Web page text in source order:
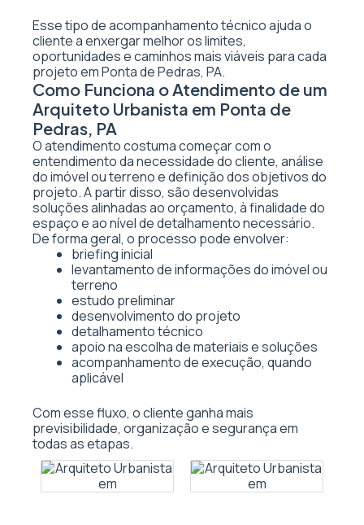
Esse tipo de acompanhamento técnico ajuda o
cliente a enxergar melhor os limites,
oportunidades e caminhos mais viáveis para cada
projeto em Ponta de Pedras, PA.
Como Funciona o Atendimento de um
Arquiteto Urbanista em Ponta de
Pedras, PA
O atendimento costuma começar com o
entendimento da necessidade do cliente, análise
do imóvel ou terreno e definição dos objetivos do
projeto. A partir disso, são desenvolvidas
soluções alinhadas ao orçamento, à finalidade do
espaço e ao nível de detalhamento necessário.
De forma geral, o processo pode envolver:
briefing inicial
levantamento de informações do imóvel ou
terreno
estudo preliminar
desenvolvimento do projeto
detalhamento técnico
apoio na escolha de materiais e soluções
acompanhamento de execução, quando
aplicável
Com esse fluxo, o cliente ganha mais
previsibilidade, organização e segurança em
todas as etapas.